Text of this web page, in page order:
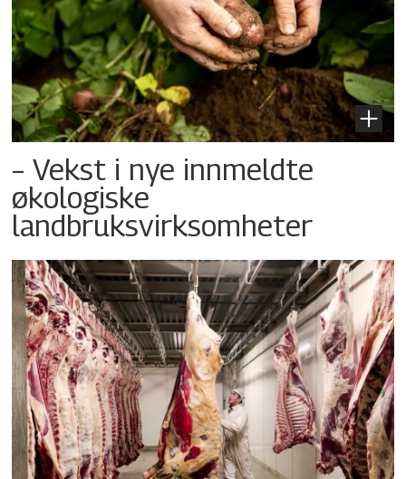
– Vekst i nye innmeldte
økologiske
landbruksvirksomheter